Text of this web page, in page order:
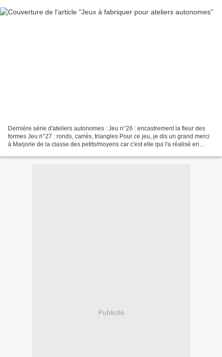
Dernière série d'ateliers autonomes : Jeu n°26 : encastrement la fleur des
formes Jeu n°27 : ronds, carrés, triangles Pour ce jeu, je dis un grand merci
à Marjorie de la classe des petits/moyens car c'est elle qui l'a réalisé en
Publicité